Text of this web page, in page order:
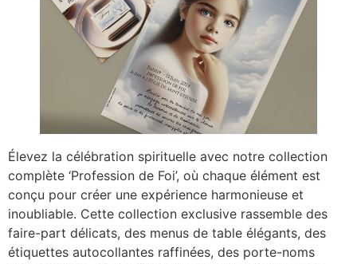
Élevez la célébration spirituelle avec notre collection
complète ‘Profession de Foi’, où chaque élément est
conçu pour créer une expérience harmonieuse et
inoubliable. Cette collection exclusive rassemble des
faire-part délicats, des menus de table élégants, des
étiquettes autocollantes raffinées, des porte-noms